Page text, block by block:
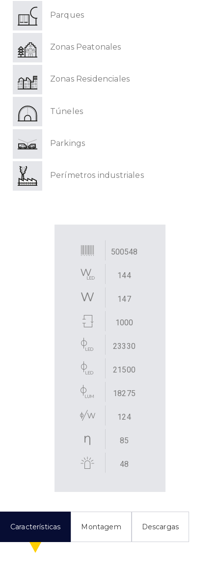
Parques
Zonas Peatonales
Zonas Residenciales
Túneles
Parkings
Perímetros industriales
500548
144
147
1000
23330
21500
18275
124
85
48
Características Montagem Descargas